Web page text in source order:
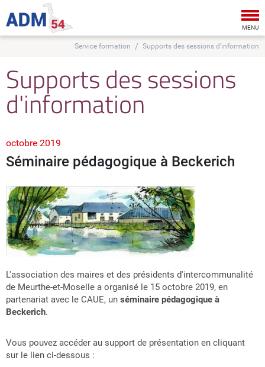
MENU
Service formation Supports des sessions d'information
Supports des sessions
d'information
octobre 2019
Séminaire pédagogique à Beckerich
L'association des maires et des présidents d'intercommunalité
de Meurthe-et-Moselle a organisé le 15 octobre 2019, en
partenariat avec le CAUE, un séminaire pédagogique à
Beckerich.
Vous pouvez accéder au support de présentation en cliquant
sur le lien ci-dessous :